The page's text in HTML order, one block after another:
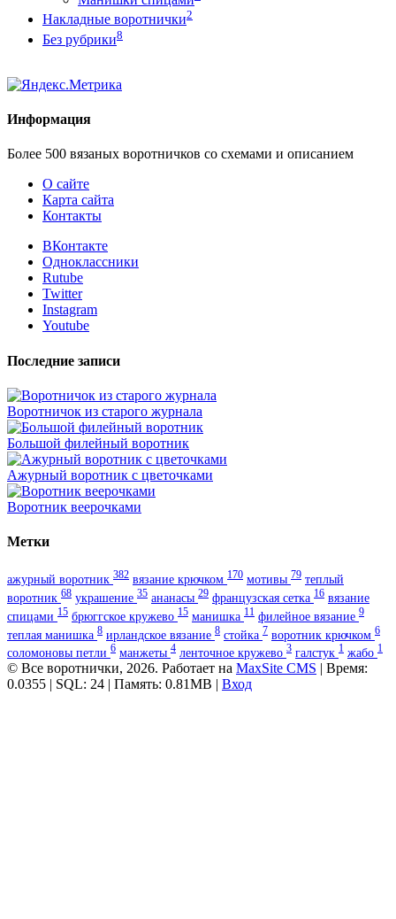
Накладные воротнички2
Без рубрики8
Информация
Более 500 вязаных воротничков со схемами и описанием
О сайте
Карта сайта
Контакты
ВКонтакте
Одноклассники
Rutube
Twitter
Instagram
Youtube
Последние записи
Воротничок из старого журнала
Большой филейный воротник
Ажурный воротник с цветочками
Воротник веерочками
Метки
ажурный воротник 382 вязание крючком 170 мотивы 79 теплый
воротник 68 украшение 35 ананасы 29 французская сетка 16 вязание
спицами 15 брюггское кружево 15 манишка 11 филейное вязание 9
теплая манишка 8 ирландское вязание 8 стойка 7 воротник крючком 6
соломоновы петли 6 манжеты 4 ленточное кружево 3 галстук 1 жабо 1
© Все воротнички, 2026. Работает на MaxSite CMS | Время:
0.0355 | SQL: 24 | Память: 0.81MB | Вход